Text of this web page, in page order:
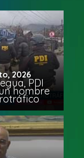
2026
PDI
hombre